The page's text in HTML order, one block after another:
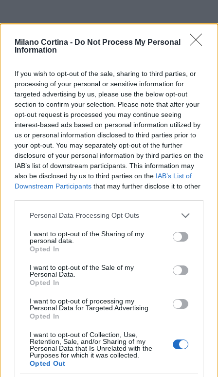
Milano Cortina - Do Not Process My Personal
Information
If you wish to opt-out of the sale, sharing to third parties, or
processing of your personal or sensitive information for
targeted advertising by us, please use the below opt-out
section to confirm your selection. Please note that after your
opt-out request is processed you may continue seeing
interest-based ads based on personal information utilized by
us or personal information disclosed to third parties prior to
your opt-out. You may separately opt-out of the further
disclosure of your personal information by third parties on the
IAB’s list of downstream participants. This information may
also be disclosed by us to third parties on the IAB’s List of
Downstream Participants that may further disclose it to other
Please note that this website/app uses one or more Google
not limited to your visit or usage behaviour. You may click to
grant or deny consent to Google and its third-party tags to
use your data for below specified purposes in below Google
consent section.
Personal Data Processing Opt Outs
I want to opt-out of the Sharing of my
personal data.
Opted In
I want to opt-out of the Sale of my
Personal Data.
Opted In
I want to opt-out of processing my
Personal Data for Targeted Advertising.
Opted In
I want to opt-out of Collection, Use,
Retention, Sale, and/or Sharing of my
Personal Data that Is Unrelated with the
Purposes for which it was collected.
Opted Out
Continua a leggere
DISCIPLINE